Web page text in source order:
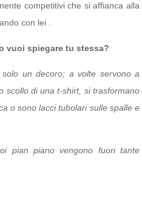
competitivi che si affianca alla
con lei .
vuoi spiegare tu stessa?
un decoro; a volte servono a
scollo di una t-shirt, si trasformano
o sono lacci tubolari sulle spalle e
pian piano vengono fuori tante